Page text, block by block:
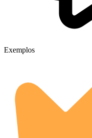
Exemplos